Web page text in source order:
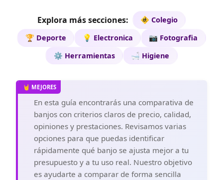
Explora más secciones:
🚸 Colegio
🏆 Deporte
💡 Electronica
📷 Fotografia
⚙️ Herramientas
🛁 Higiene
En esta guía encontrarás una comparativa de
banjos con criterios claros de precio, calidad,
opiniones y prestaciones. Revisamos varias
opciones para que puedas identificar
rápidamente qué banjo se ajusta mejor a tu
presupuesto y a tu uso real. Nuestro objetivo
es ayudarte a comparar de forma sencilla